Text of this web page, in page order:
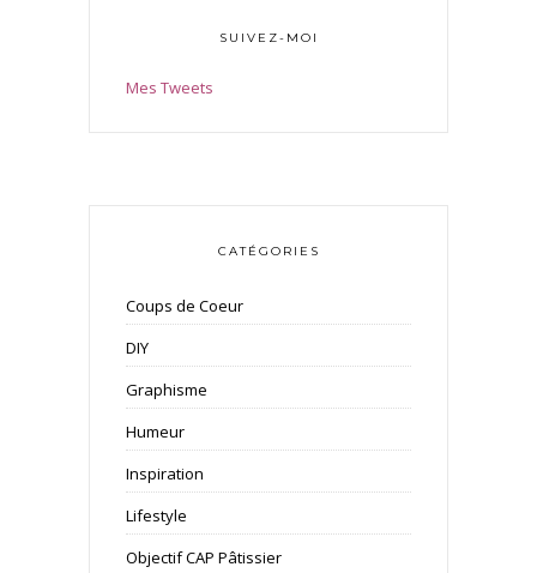
SUIVEZ-MOI
Mes Tweets
CATÉGORIES
Coups de Coeur
DIY
Graphisme
Humeur
Inspiration
Lifestyle
Objectif CAP Pâtissier